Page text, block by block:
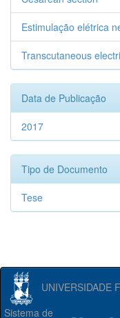
Estimulação elétrica
Transcutaneous
Data de Publicação
2017
Tipo de Documento
Tese
UNIVERSIDADE
Sistema de